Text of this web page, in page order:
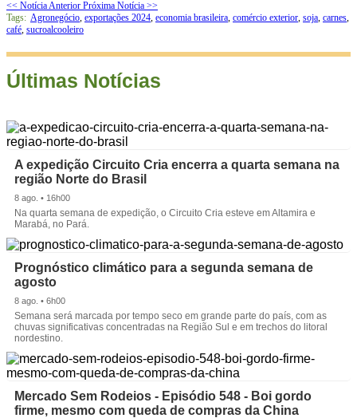
<< Notícia Anterior Próxima Notícia >>
Tags: Agronegócio exportações 2024 economia brasileira comércio exterior soja carnes
café sucroalcooleiro
Últimas Notícias
A expedição Circuito Cria encerra a quarta semana na
região Norte do Brasil
8 ago. • 16h00
Na quarta semana de expedição, o Circuito Cria esteve em Altamira e
Marabá, no Pará.
Prognóstico climático para a segunda semana de
agosto
8 ago. • 6h00
Semana será marcada por tempo seco em grande parte do país, com as
chuvas significativas concentradas na Região Sul e em trechos do litoral
nordestino.
Mercado Sem Rodeios - Episódio 548 - Boi gordo
firme, mesmo com queda de compras da China